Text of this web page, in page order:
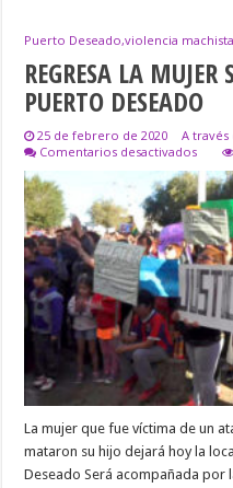
Puerto Deseado,violencia
REGRESA LA
PUERTO DESEADO
25 de febrero de 2020 A
Comentarios desactivadosen
LA
MUJER
EN
La mujer que fue víctima de un
mataron su hijo dejará hoy la
Deseado Será acompañada